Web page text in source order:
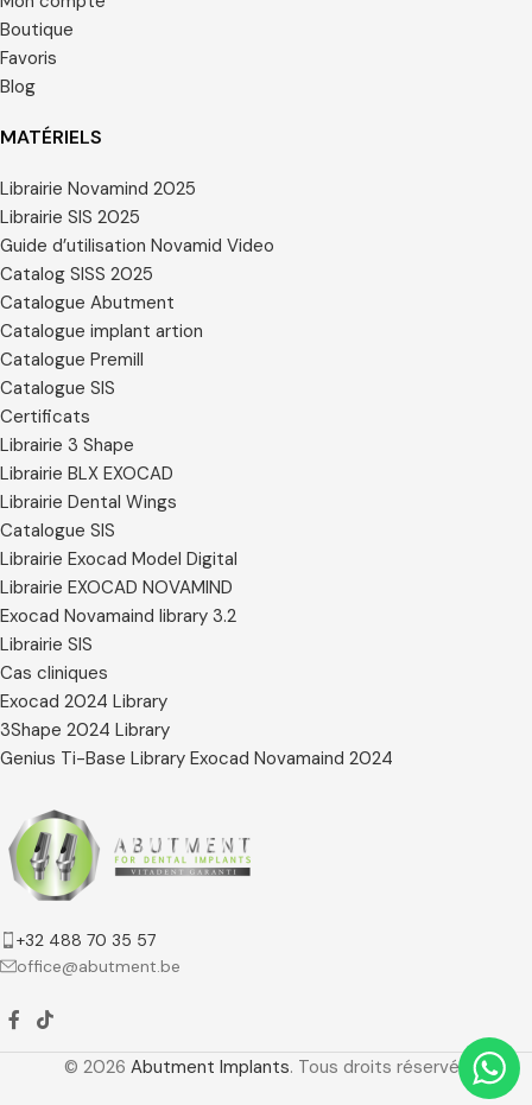
Boutique
Favoris
Blog
MATÉRIELS
Librairie Novamind 2025
Librairie SIS 2025
Guide d’utilisation Novamid Video
Catalog SISS 2025
Catalogue Abutment
Catalogue implant artion
Catalogue Premill
Catalogue SIS
Certificats
Librairie 3 Shape
Librairie BLX EXOCAD
Librairie Dental Wings
Catalogue SIS
Librairie Exocad Model Digital
Librairie EXOCAD NOVAMIND
Exocad Novamaind library 3.2
Librairie SIS
Cas cliniques
Exocad 2024 Library
3Shape 2024 Library
Genius Ti-Base Library Exocad Novamaind 2024
+32 488 70 35 57
office@abutment.be
© 2026 Abutment Implants. Tous droits réservés